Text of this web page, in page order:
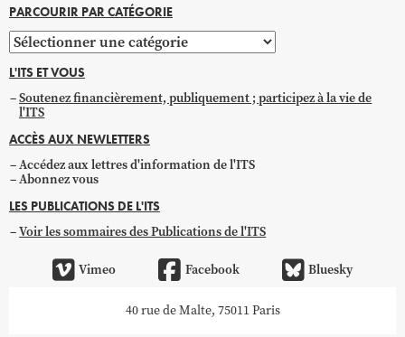
PARCOURIR PAR CATÉGORIE
Parcourir
par
catégorie
L'ITS ET VOUS
Soutenez financièrement, publiquement ; participez à la vie de
l'ITS
ACCÈS AUX NEWLETTERS
Accédez aux lettres d'information de l'ITS
Abonnez vous
LES PUBLICATIONS DE L'ITS
Voir les sommaires des Publications de l'ITS
Vimeo Facebook Bluesky
40 rue de Malte, 75011 Paris